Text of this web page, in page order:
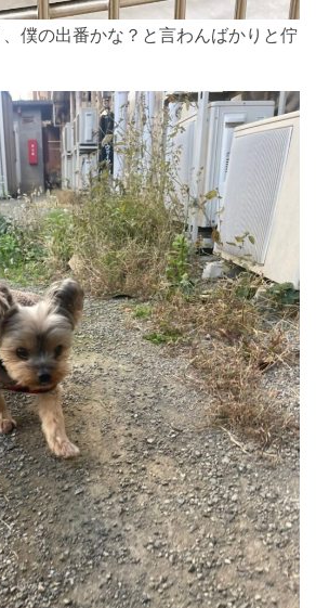
僕の出番かな？と言わんばかりと佇